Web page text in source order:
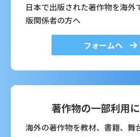
日本で出版された著作物を海外
版関係者の方へ
フォームへ
著作物の一部利用
海外の著作物を教材、書籍、舞